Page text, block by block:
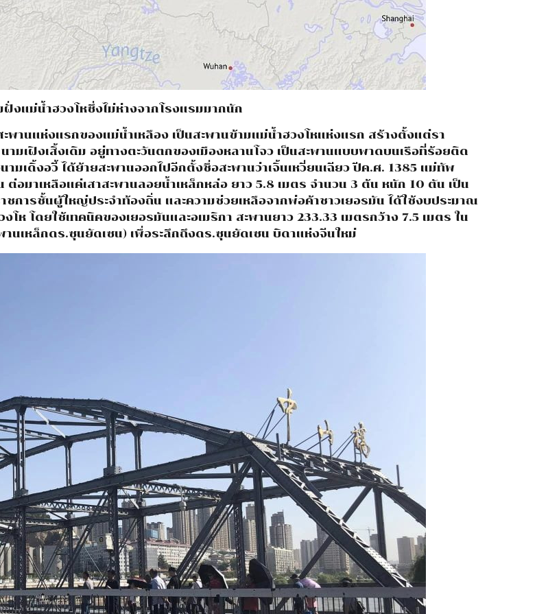
งแม่น้ำฮวงโหซึ่งไม่ห่างจากโรงแรมมากนัก
พานแห่งแรกของแม่น้ำเหลือง เป็นสะพานข้ามแม่น้ำฮวงโหแห่งแรก สร้างตั้งแต่รา
ามเฝิงเสิ้งเดิม อยู่ทางตะวันตกของเมืองหลานโจว เป็นสะพานแบบพาดบนเรือที่ร้อยติด
มเดิ้งอวี้ ได้ย้ายสะพานออกไปอีกตั้งชื่อสะพานว่าเจิ้นเหวี่ยนเฉียว ปีค.ศ. 1385 แม่ทัพ
อมาเหลือแค่เสาสะพานลอยน้ำเหล็กหล่อ ยาว 5.8 เมตร จำนวน 3 ต้น หนัก 10 ตัน เป็น
ารชั้นผู้ใหญ่ประจำท้องถิ่น และความช่วยเหลือจากพ่อค้าชาวเยอรมัน ได้ใช้งบประมาณ
ห โดยใช้เทคนิคของเยอรมันและอเมริกา สะพานยาว 233.33 เมตรกว้าง 7.5 เมตร ใน
านเหล็กดร.ซุนยัดเซน) เพื่อระลึกถึงดร.ซุนยัดเซน บิดาแห่งจีนใหม่